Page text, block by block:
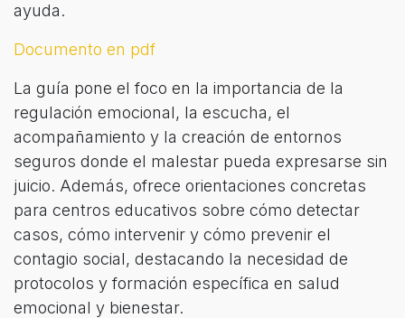
ayuda.
Documento en pdf
La guía pone el foco en la importancia de la
regulación emocional, la escucha, el
acompañamiento y la creación de entornos
seguros donde el malestar pueda expresarse sin
juicio. Además, ofrece orientaciones concretas
para centros educativos sobre cómo detectar
casos, cómo intervenir y cómo prevenir el
contagio social, destacando la necesidad de
protocolos y formación específica en salud
emocional y bienestar.